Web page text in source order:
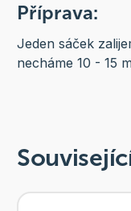
Příprava:
Jeden sáček
necháme 10 - 15